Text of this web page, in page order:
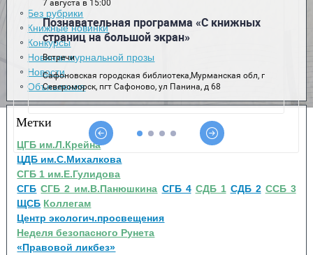
Без рубрики
Книжные новинки
Конкурсы
Новинки журнальной прозы
Новости
Объявления
Метки
ЦГБ им.Л.Крейна
ЦДБ им.С.Михалкова
СГБ 1 им.Е.Гулидова
СГБ СГБ 2 им.В.Панюшкина СГБ 4 СДБ 1 СДБ 2 ССБ 3
ЩСБ Коллегам
Центр экологич.просвещения
Неделя безопасного Рунета
«Правовой ликбез»